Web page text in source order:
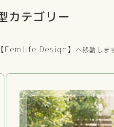
カテゴリー
【Femlife Design】 へ移動しま